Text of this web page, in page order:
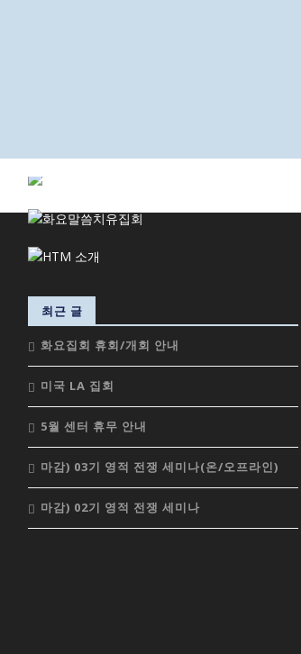
최근 글
화요집회 휴회/개회 안내
미국 LA 집회
5월 센터 휴무 안내
마감) 03기 영적 전쟁 세미나(온/오프라인)
마감) 02기 영적 전쟁 세미나